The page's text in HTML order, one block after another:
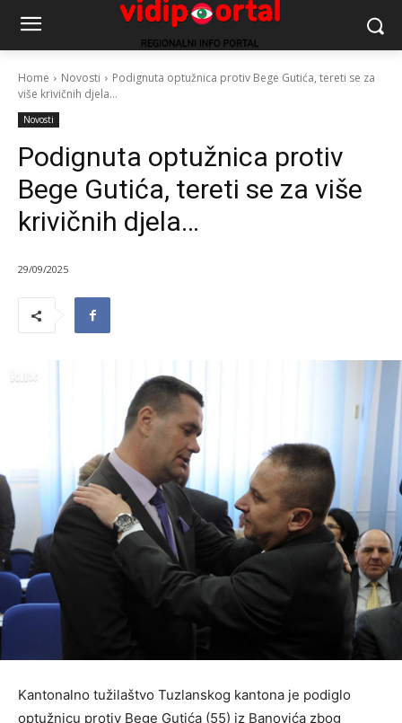
Home Novosti
Podignuta optužnica protiv Bege Gutića, tereti se za
više krivičnih djela...
Novosti
Podignuta optužnica protiv
Bege Gutića, tereti se za više
krivičnih djela…
29/09/2025
Kantonalno tužilaštvo Tuzlanskog kantona je podiglo
optužnicu protiv Bege Gutića (55) iz Banovića zbog